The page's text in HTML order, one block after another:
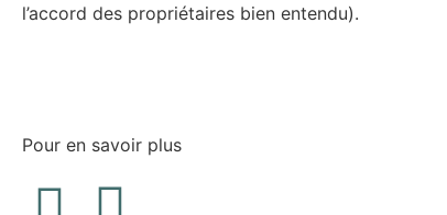
l’accord des propriétaires bien entendu).
Pour en savoir plus